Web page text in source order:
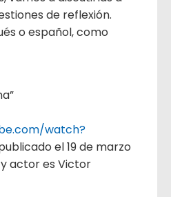
de reflexión.
o español, como
watch?
el 19 de marzo
actor es Victor